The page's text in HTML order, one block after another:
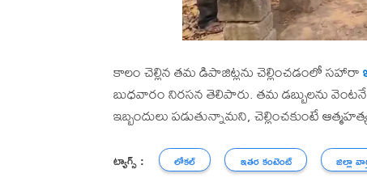
కాలం చెల్లిన తమ డిపాజిట్లను చెల్లించడంలో సహారా
బుధవారం నిరసన తెలిపారు. తమ డబ్బులను
ఇబ్బందులు పడుతున్నామని, చెల్లించకుంటే
ట్యాగ్స్ : లోకల్ ఇతర కంటెంట్ జిల్లా